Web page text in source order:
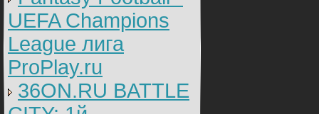
UEFA Champions
League лига
ProPlay.ru
36ON.RU BATTLE